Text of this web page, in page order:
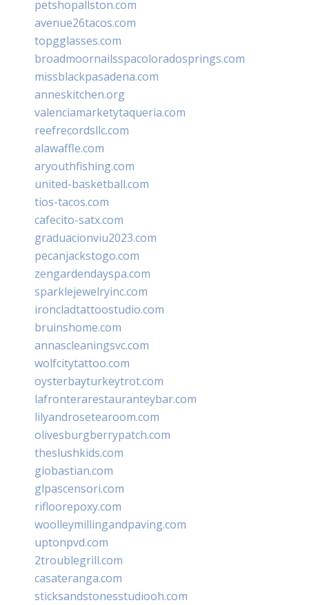
petshopallston.com
avenue26tacos.com
topgglasses.com
broadmoornailsspacoloradosprings.com
missblackpasadena.com
anneskitchen.org
valenciamarketytaqueria.com
reefrecordsllc.com
alawaffle.com
aryouthfishing.com
united-basketball.com
tios-tacos.com
cafecito-satx.com
graduacionviu2023.com
pecanjackstogo.com
zengardendayspa.com
sparklejewelryinc.com
ironcladtattoostudio.com
bruinshome.com
annascleaningsvc.com
wolfcitytattoo.com
oysterbayturkeytrot.com
lafronterarestauranteybar.com
lilyandrosetearoom.com
olivesburgberrypatch.com
theslushkids.com
giobastian.com
glpascensori.com
rifloorepoxy.com
woolleymillingandpaving.com
uptonpvd.com
2troublegrill.com
casateranga.com
sticksandstonesstudiooh.com